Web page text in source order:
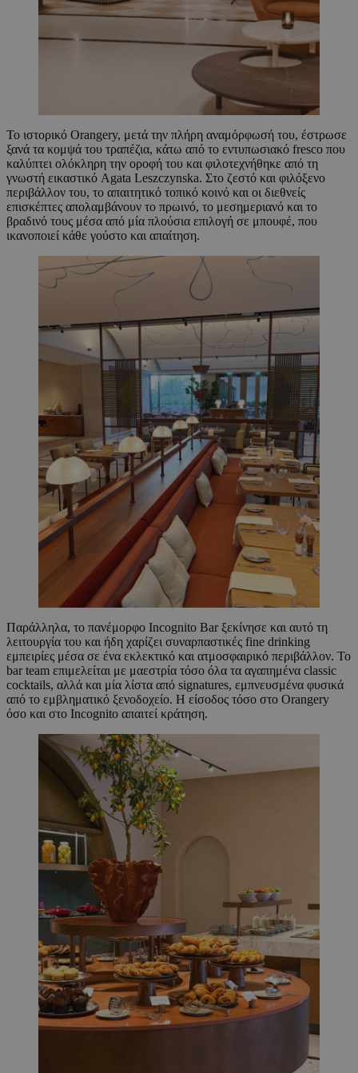
Το ιστορικό Orangery, μετά την πλήρη αναμόρφωσή του, έστρωσε
ξανά τα κομψά του τραπέζια, κάτω από το εντυπωσιακό fresco που
καλύπτει ολόκληρη την οροφή του και φιλοτεχνήθηκε από τη
γνωστή εικαστικό Agata Leszczynska. Στο ζεστό και φιλόξενο
περιβάλλον του, το απαιτητικό τοπικό κοινό και οι διεθνείς
επισκέπτες απολαμβάνουν το πρωινό, το μεσημεριανό και το
βραδινό τους μέσα από μία πλούσια επιλογή σε μπουφέ, που
ικανοποιεί κάθε γούστο και απαίτηση.
Παράλληλα, το πανέμορφο Incognito Bar ξεκίνησε και αυτό τη
λειτουργία του και ήδη χαρίζει συναρπαστικές fine drinking
εμπειρίες μέσα σε ένα εκλεκτικό και ατμοσφαιρικό περιβάλλον. Το
bar team επιμελείται με μαεστρία τόσο όλα τα αγαπημένα classic
cocktails, αλλά και μία λίστα από signatures, εμπνευσμένα φυσικά
από το εμβληματικό ξενοδοχείο. Η είσοδος τόσο στο Orangery
όσο και στο Incognito απαιτεί κράτηση.